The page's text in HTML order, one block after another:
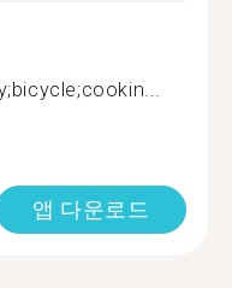
앱 다운로드